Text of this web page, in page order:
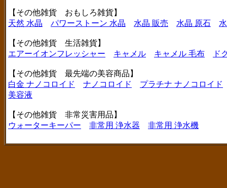
【その他雑貨 おもしろ雑貨】
天然 水晶
パワーストーン 水晶 水晶 販売 水晶 原石
【その他雑貨 生活雑貨】
エアーイオンフレッシャー
キャメル キャメル 毛布 ド
【その他雑貨 最先端の美容商品】
白金 ナノコロイド
ナノコロイド
プラチナ ナノコロイド
美容液
【その他雑貨 非常災害用品】
ウォーターキーパー
非常用 浄水器 非常用 浄水機